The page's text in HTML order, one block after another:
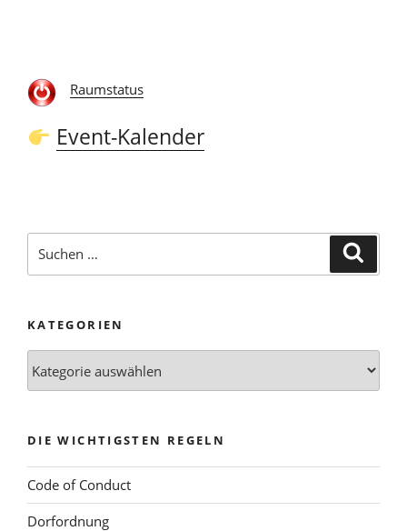
Raumstatus
Event-Kalender
nach:
KATEGORIEN
DIE WICHTIGSTEN REGELN
Code of Conduct
Dorfordnung